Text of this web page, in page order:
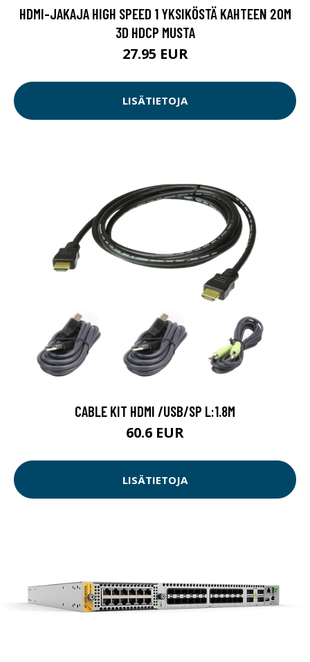
HDMI-JAKAJA HIGH SPEED 1 YKSIKÖSTÄ KAHTEEN 20M
3D HDCP MUSTA
27.95 EUR
LISÄTIETOJA
CABLE KIT HDMI /USB/SP L:1.8M
60.6 EUR
LISÄTIETOJA